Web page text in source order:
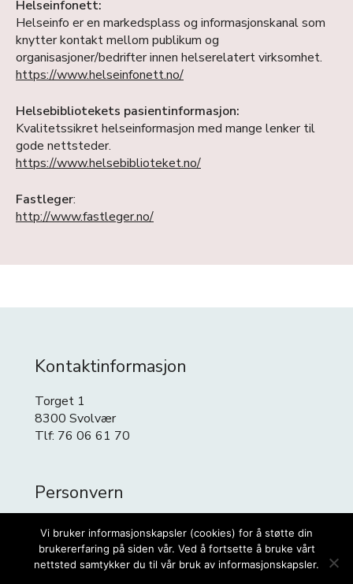
Helseinfonett:
Helseinfo er en markedsplass og informasjonskanal som
knytter kontakt mellom publikum og
organisasjoner/bedrifter innen helserelatert virksomhet.
https://www.helseinfonett.no/
Helsebibliotekets pasientinformasjon:
Kvalitetssikret helseinformasjon med mange lenker til
gode nettsteder.
https://www.helsebiblioteket.no/
Fastleger:
http://www.fastleger.no/
Kontaktinformasjon
Torget 1
8300 Svolvær
Tlf: 76 06 61 70
Personvern
Personvern
Cookies
Vi bruker informasjonskapsler (cookies) for å støtte din
brukererfaring på siden vår. Ved å fortsette å bruke vårt
nettsted samtykker du til vår bruk av informasjonskapsler.